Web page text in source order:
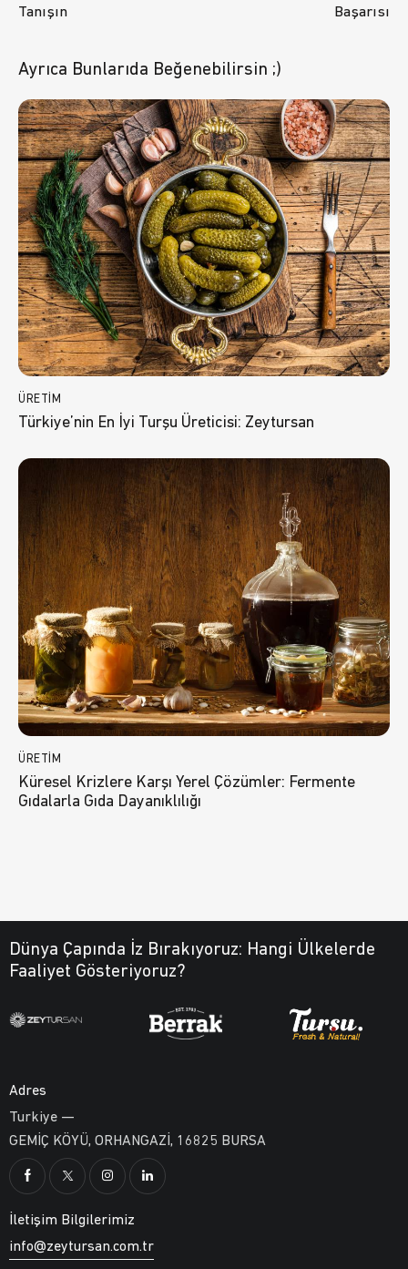
Tanışın
Başarısı
Ayrıca Bunlarıda Beğenebilirsin ;)
ÜRETIM
Türkiye’nin En İyi Turşu Üreticisi: Zeytursan
ÜRETIM
Küresel Krizlere Karşı Yerel Çözümler: Fermente
Gıdalarla Gıda Dayanıklılığı
Dünya Çapında İz Bırakıyoruz: Hangi Ülkelerde
Faaliyet Gösteriyoruz?
Adres
Turkiye —
GEMİÇ KÖYÜ, ORHANGAZİ, 16825 BURSA
İletişim Bilgilerimiz
info@zeytursan.com.tr